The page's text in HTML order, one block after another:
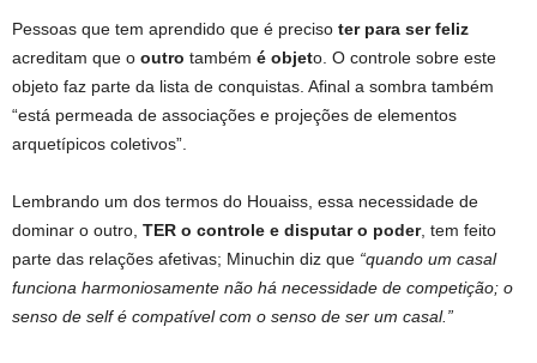
Pessoas que tem aprendido que é preciso ter para ser feliz
acreditam que o outro também é objeto. O controle sobre este
objeto faz parte da lista de conquistas. Afinal a sombra também
“está permeada de associações e projeções de elementos
arquetípicos coletivos”.
Lembrando um dos termos do Houaiss, essa necessidade de
dominar o outro, TER o controle e disputar o poder, tem feito
parte das relações afetivas; Minuchin diz que “quando um casal
funciona harmoniosamente não há necessidade de competição; o
senso de self é compatível com o senso de ser um casal.”